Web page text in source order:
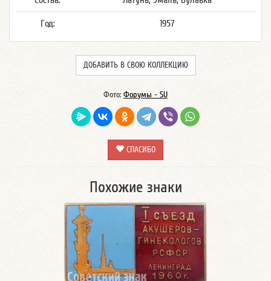
Год: 1957
ДОБАВИТЬ В СВОЮ КОЛЛЕКЦИЮ
Фото: Форумы - SU
СПАСИБО
Похожие знаки